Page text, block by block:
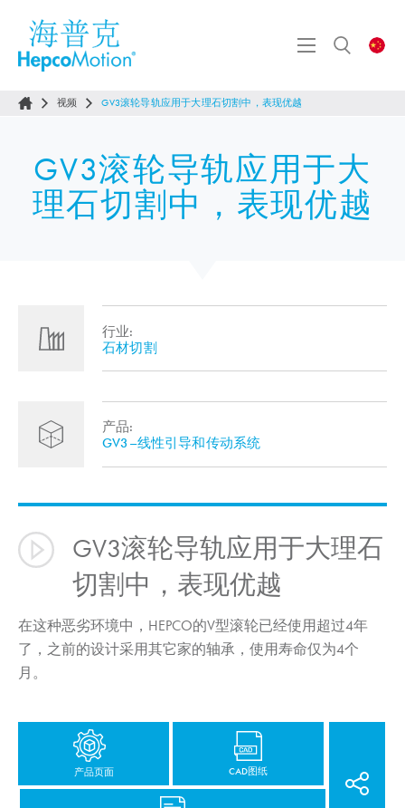
视频 GV3滚轮导轨应用于大理石切割中，表现优越
GV3滚轮导轨应用于大
理石切割中，表现优越
行业:
石材切割
产品:
GV3–线性引导和传动系统
GV3滚轮导轨应用于大理石
切割中，表现优越
在这种恶劣环境中，HEPCO的V型滚轮已经使用超过4年
了，之前的设计采用其它家的轴承，使用寿命仅为4个
月。
产品页面 CAD图纸